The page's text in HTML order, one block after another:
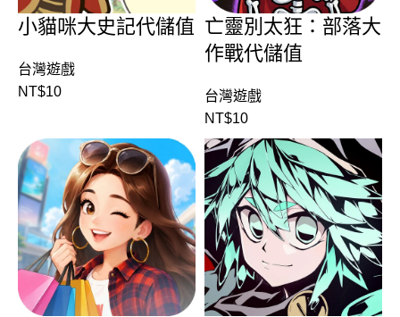
小貓咪大史記代儲值
台灣遊戲
NT$10
亡靈別太狂：部落大
作戰代儲值
台灣遊戲
NT$10